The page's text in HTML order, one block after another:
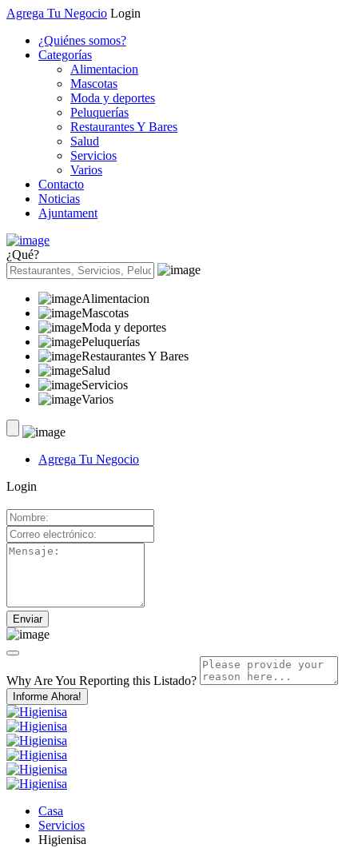
Agrega Tu Negocio Login
¿Quiénes somos?
Categorías
Alimentacion
Mascotas
Moda y deportes
Peluquerías
Restaurantes Y Bares
Salud
Servicios
Varios
Contacto
Noticias
Ajuntament
¿Qué?
Alimentacion
Mascotas
Moda y deportes
Peluquerías
Restaurantes Y Bares
Salud
Servicios
Varios
Agrega Tu Negocio
Login
Why Are You Reporting this Listado?
Informe Ahora!
Casa
Servicios
Higienisa